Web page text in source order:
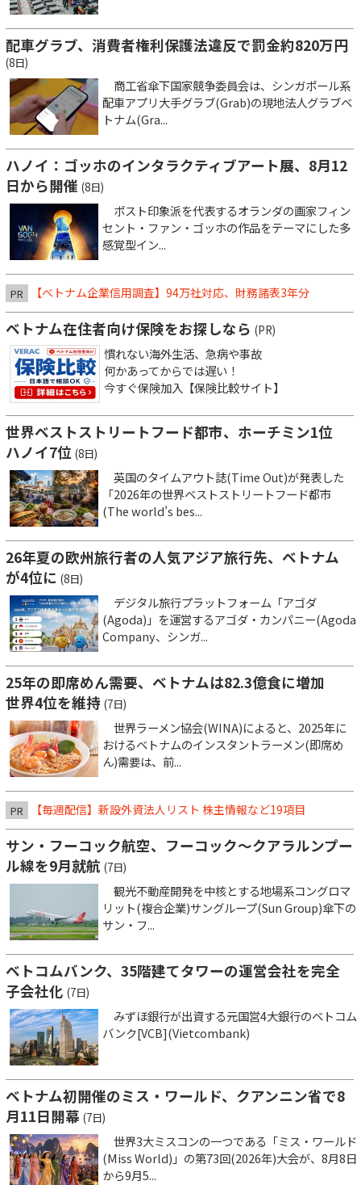
配車グラブ、消費者権利保護法違反で罰金約820万円
(8日)
商工省傘下国家競争委員会は、シンガポール系
配車アプリ大手グラブ(Grab)の現地法人グラブベ
トナム(Gra...
ハノイ：ゴッホのインタラクティブアート展、8月12
日から開催 (8日)
ポスト印象派を代表するオランダの画家フィン
セント・ファン・ゴッホの作品をテーマにした多
感覚型イン...
PR 【ベトナム企業信用調査】94万社対応、財務諸表3年分
ベトナム在住者向け保険をお探しなら (PR)
慣れない海外生活、急病や事故
何かあってからでは遅い！
今すぐ保険加入【保険比較サイト】
世界ベストストリートフード都市、ホーチミン1位
ハノイ7位 (8日)
英国のタイムアウト誌(Time Out)が発表した
「2026年の世界ベストストリートフード都市
(The world’s bes...
26年夏の欧州旅行者の人気アジア旅行先、ベトナム
が4位に (8日)
デジタル旅行プラットフォーム「アゴダ
(Agoda)」を運営するアゴダ・カンパニー(Agoda
Company、シンガ...
25年の即席めん需要、ベトナムは82.3億食に増加
世界4位を維持 (7日)
世界ラーメン協会(WINA)によると、2025年に
おけるベトナムのインスタントラーメン(即席め
ん)需要は、前...
PR 【毎週配信】新設外資法人リスト 株主情報など19項目
サン・フーコック航空、フーコック～クアラルンプー
ル線を9月就航 (7日)
観光不動産開発を中核とする地場系コングロマ
リット(複合企業)サングループ(Sun Group)傘下の
サン・フ...
ベトコムバンク、35階建てタワーの運営会社を完全
子会社化 (7日)
みずほ銀行が出資する元国営4大銀行のベトコム
バンク[VCB](Vietcombank)
ベトナム初開催のミス・ワールド、クアンニン省で8
月11日開幕 (7日)
世界3大ミスコンの一つである「ミス・ワールド
(Miss World)」の第73回(2026年)大会が、8月8日
から9月5...